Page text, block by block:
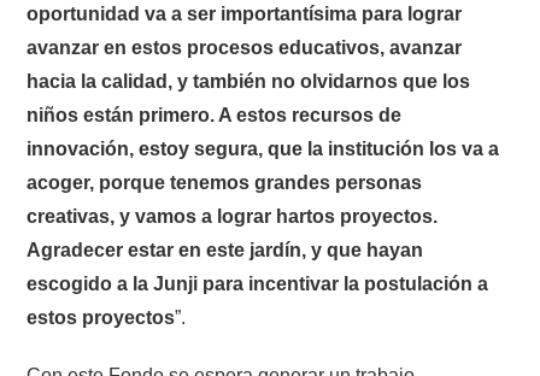
oportunidad va a ser importantísima para lograr
avanzar en estos procesos educativos, avanzar
hacia la calidad, y también no olvidarnos que los
niños están primero. A estos recursos de
innovación, estoy segura, que la institución los va a
acoger, porque tenemos grandes personas
creativas, y vamos a lograr hartos proyectos.
Agradecer estar en este jardín, y que hayan
escogido a la Junji para incentivar la postulación a
estos proyectos”.